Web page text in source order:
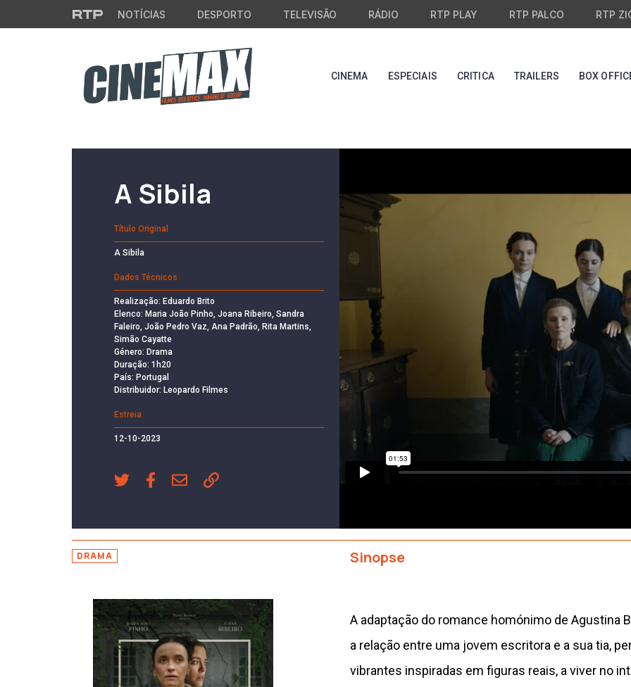
Saltar para o conteúdo principal
NOTÍCIAS DESPORTO TELEVISÃO RÁDIO RTP PLAY RTP PALCO RTP
CINEMA ESPECIAIS CRITICA TRAILERS BOX
A Sibila
Título Original
A Sibila
Dados Técnicos
Realização: Eduardo Brito
Elenco: Maria João Pinho, Joana Ribeiro, Sandra
Faleiro, João Pedro Vaz, Ana Padrão, Rita Martins,
Simão Cayatte
Género: Drama
Duração: 1h20
País: Portugal
Distribuidor: Leopardo Filmes
Estreia
12-10-2023
DRAMA Sinopse
A adaptação do romance homónimo de Agustina
a relação entre uma jovem escritora e a sua tia,
vibrantes inspiradas em figuras reais, a viver no